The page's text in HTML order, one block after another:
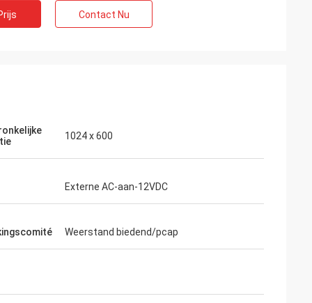
before and after de verkoopdienst, klaar
te helpen, in elk geval goed ontwerp, de
betrouwbare producten.
Contact Nu
1024 x 600
Externe AC-aan-12VDC
Weerstand biedend/pcap